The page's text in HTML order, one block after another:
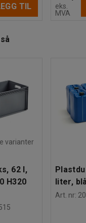
TIL
eks.
MVA
varianter
62 l,
H320
liter,
Art. nr: